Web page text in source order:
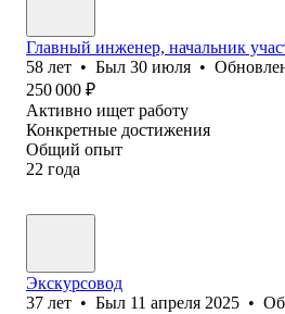
Главный инженер, начальник
58 лет • Был 30 июля •
250 000 ₽
Активно ищет работу
Конкретные достижения
Общий опыт
22 года
Экскурсовод
37 лет • Был 11 апреля 2025 •